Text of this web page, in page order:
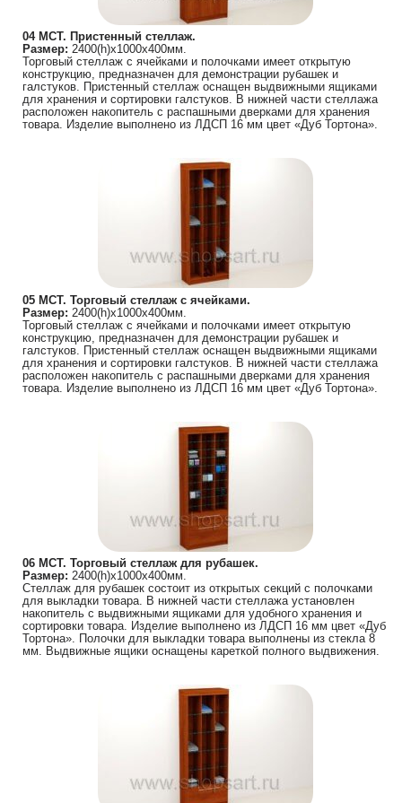
04 МСТ. Пристенный стеллаж.
Размер: 2400(h)х1000х400мм.
Торговый стеллаж с ячейками и полочками имеет открытую
конструкцию, предназначен для демонстрации рубашек и
галстуков. Пристенный стеллаж оснащен выдвижными ящиками
для хранения и сортировки галстуков. В нижней части стеллажа
расположен накопитель с распашными дверками для хранения
товара. Изделие выполнено из ЛДСП 16 мм цвет «Дуб Тортона».
05 МСТ. Торговый стеллаж с ячейками.
Размер: 2400(h)х1000х400мм.
Торговый стеллаж с ячейками и полочками имеет открытую
конструкцию, предназначен для демонстрации рубашек и
галстуков. Пристенный стеллаж оснащен выдвижными ящиками
для хранения и сортировки галстуков. В нижней части стеллажа
расположен накопитель с распашными дверками для хранения
товара. Изделие выполнено из ЛДСП 16 мм цвет «Дуб Тортона».
06 МСТ. Торговый стеллаж для рубашек.
Размер: 2400(h)х1000х400мм.
Стеллаж для рубашек состоит из открытых секций с полочками
для выкладки товара. В нижней части стеллажа установлен
накопитель с выдвижными ящиками для удобного хранения и
сортировки товара. Изделие выполнено из ЛДСП 16 мм цвет «Дуб
Тортона». Полочки для выкладки товара выполнены из стекла 8
мм. Выдвижные ящики оснащены кареткой полного выдвижения.